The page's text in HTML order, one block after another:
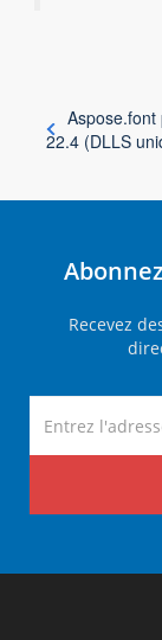
Aspose.font
22.4 (DLLS
Recevez